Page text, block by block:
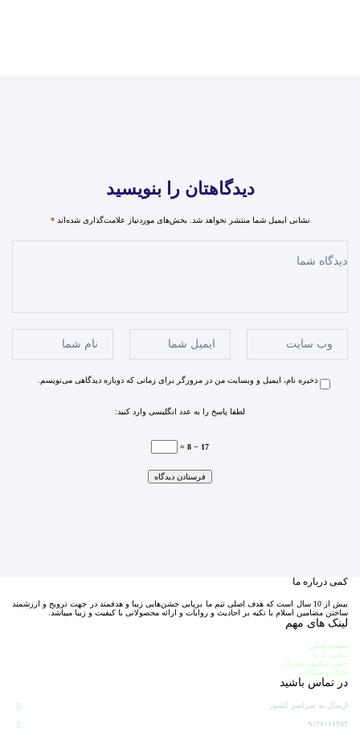
دیدگاهتان را بنویسید
نشانی ایمیل شما منتشر نخواهد شد. بخش‌های موردنیاز علامت‌گذاری شده‌اند*
ذخیره نام، ایمیل و وبسایت من در مرورگر برای زمانی که دوباره دیدگاهی می‌نویسم.
لطفا پاسخ را به عدد انگلیسی وارد کنید:
17 − 8 =
کمی درباره ما
بیش از 10 سال است که هدف اصلی تیم ما برپایی جشن‌هایی زیبا و هدفمند در جهت ترویج و ارزشمند
ساختن مضامین اسلام با تکیه بر احادیث و روایات و ارائه محصولاتی با کیفیت و زیبا میباشد.
لینک های مهم
صفحه اصلی
تماس با ما
جشن تکلیف دختران
اخبار و مقالات
در تماس باشید
ارسال به سراسر کشور
۰۹۱۲۷۱۶۶۳۸۴